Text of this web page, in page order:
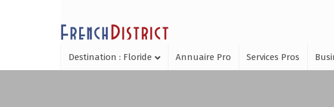
Destination : Floride Annuaire Pro Services Pros